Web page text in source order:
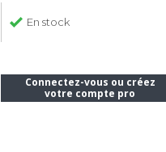
En stock
Connectez-vous ou créez
votre compte pro